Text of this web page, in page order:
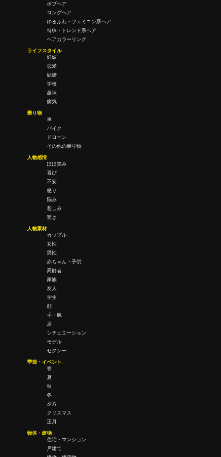
ボブヘア
ロングヘア
ゆるふわ・フェミニン系ヘア
特殊・トレンド系ヘア
ヘアカラーリング
ライフスタイル
妊娠
恋愛
結婚
学校
趣味
病気
乗り物
車
バイク
ドローン
その他の乗り物
人物感情
ほほ笑み
喜び
不安
怒り
悩み
悲しみ
驚き
人物素材
カップル
女性
男性
赤ちゃん・子供
高齢者
家族
友人
学生
顔
手・腕
足
シチュエーション
モデル
セクシー
季節・イベント
春
夏
秋
冬
夕方
クリスマス
正月
物体・建物
住宅・マンション
戸建て